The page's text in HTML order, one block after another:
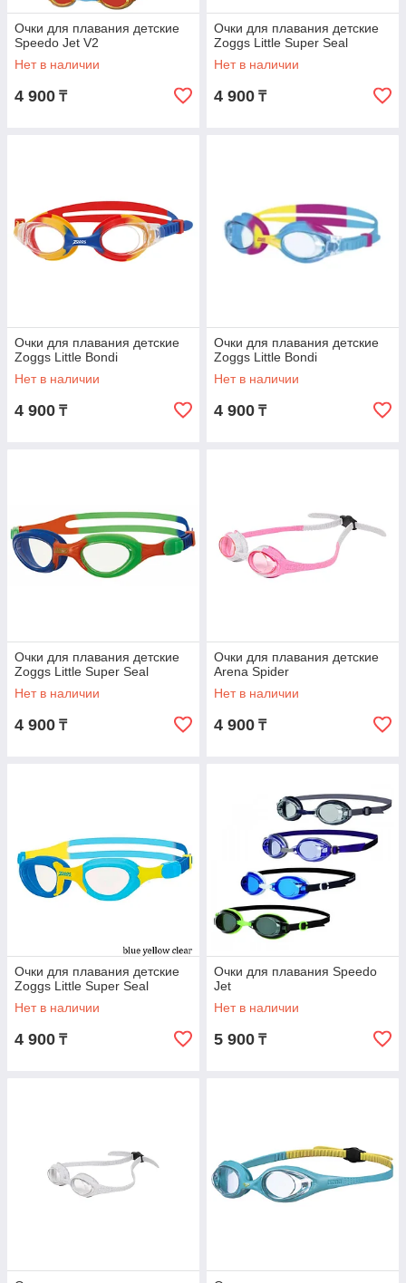
Очки для плавания детские
Speedo Jet V2
Нет в наличии
4 900 ₸
Очки для плавания детские
Zoggs Little Super Seal
Нет в наличии
4 900 ₸
Очки для плавания детские
Zoggs Little Bondi
Нет в наличии
4 900 ₸
Очки для плавания детские
Zoggs Little Bondi
Нет в наличии
4 900 ₸
Очки для плавания детские
Zoggs Little Super Seal
Нет в наличии
4 900 ₸
Очки для плавания детские
Arena Spider
Нет в наличии
4 900 ₸
Очки для плавания детские
Zoggs Little Super Seal
Нет в наличии
4 900 ₸
Очки для плавания Speedo
Jet
Нет в наличии
5 900 ₸